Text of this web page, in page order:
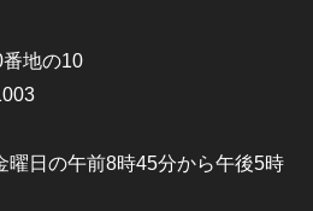
地の10
曜日の午前8時45分から午後5時